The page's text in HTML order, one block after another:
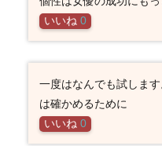
いいね 0
一度はなんでも試しま
は確かめるために
いいね 0